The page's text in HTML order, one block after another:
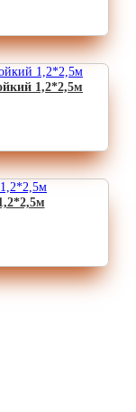
1,2*2,5м